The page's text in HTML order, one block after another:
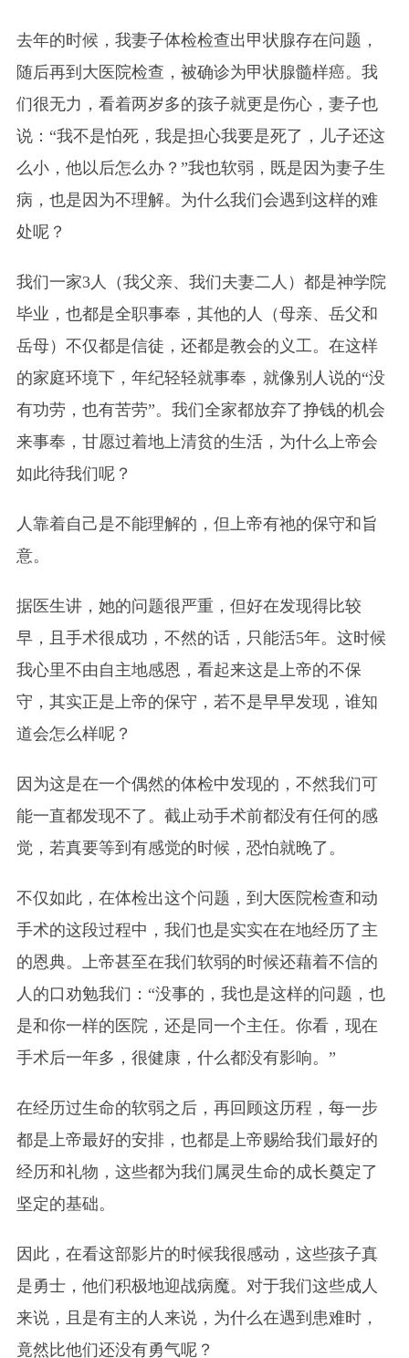
去年的时候，我妻子体检检查出甲状腺存在问题，
随后再到大医院检查，被确诊为甲状腺髓样癌。我
们很无力，看着两岁多的孩子就更是伤心，妻子也
说：“我不是怕死，我是担心我要是死了，儿子还这
么小，他以后怎么办？”我也软弱，既是因为妻子生
病，也是因为不理解。为什么我们会遇到这样的难
处呢？
我们一家3人（我父亲、我们夫妻二人）都是神学院
毕业，也都是全职事奉，其他的人（母亲、岳父和
岳母）不仅都是信徒，还都是教会的义工。在这样
的家庭环境下，年纪轻轻就事奉，就像别人说的“没
有功劳，也有苦劳”。我们全家都放弃了挣钱的机会
来事奉，甘愿过着地上清贫的生活，为什么上帝会
如此待我们呢？
人靠着自己是不能理解的，但上帝有祂的保守和旨
意。
据医生讲，她的问题很严重，但好在发现得比较
早，且手术很成功，不然的话，只能活5年。这时候
我心里不由自主地感恩，看起来这是上帝的不保
守，其实正是上帝的保守，若不是早早发现，谁知
道会怎么样呢？
因为这是在一个偶然的体检中发现的，不然我们可
能一直都发现不了。截止动手术前都没有任何的感
觉，若真要等到有感觉的时候，恐怕就晚了。
不仅如此，在体检出这个问题，到大医院检查和动
手术的这段过程中，我们也是实实在在地经历了主
的恩典。上帝甚至在我们软弱的时候还藉着不信的
人的口劝勉我们：“没事的，我也是这样的问题，也
是和你一样的医院，还是同一个主任。你看，现在
手术后一年多，很健康，什么都没有影响。”
在经历过生命的软弱之后，再回顾这历程，每一步
都是上帝最好的安排，也都是上帝赐给我们最好的
经历和礼物，这些都为我们属灵生命的成长奠定了
坚定的基础。
因此，在看这部影片的时候我很感动，这些孩子真
是勇士，他们积极地迎战病魔。对于我们这些成人
来说，且是有主的人来说，为什么在遇到患难时，
竟然比他们还没有勇气呢？